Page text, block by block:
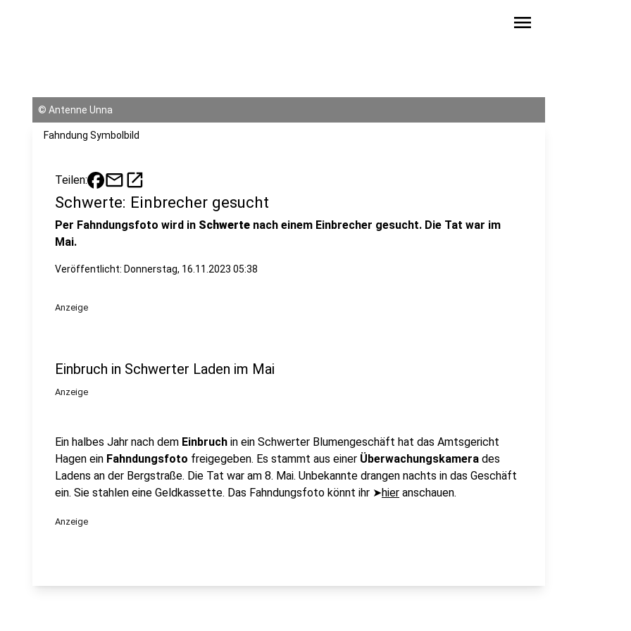
menu
© Antenne Unna
Fahndung Symbolbild
Teilen: mailopen_in_new
Schwerte: Einbrecher gesucht
Per Fahndungsfoto wird in Schwerte nach einem Einbrecher gesucht. Die Tat war im
Mai.
Veröffentlicht: Donnerstag, 16.11.2023 05:38
Anzeige
Einbruch in Schwerter Laden im Mai
Anzeige
Ein halbes Jahr nach dem Einbruch in ein Schwerter Blumengeschäft hat das Amtsgericht
Hagen ein Fahndungsfoto freigegeben. Es stammt aus einer Überwachungskamera des
Ladens an der Bergstraße. Die Tat war am 8. Mai. Unbekannte drangen nachts in das Geschäft
ein. Sie stahlen eine Geldkassette. Das Fahndungsfoto könnt ihr ➤hier anschauen.
Anzeige